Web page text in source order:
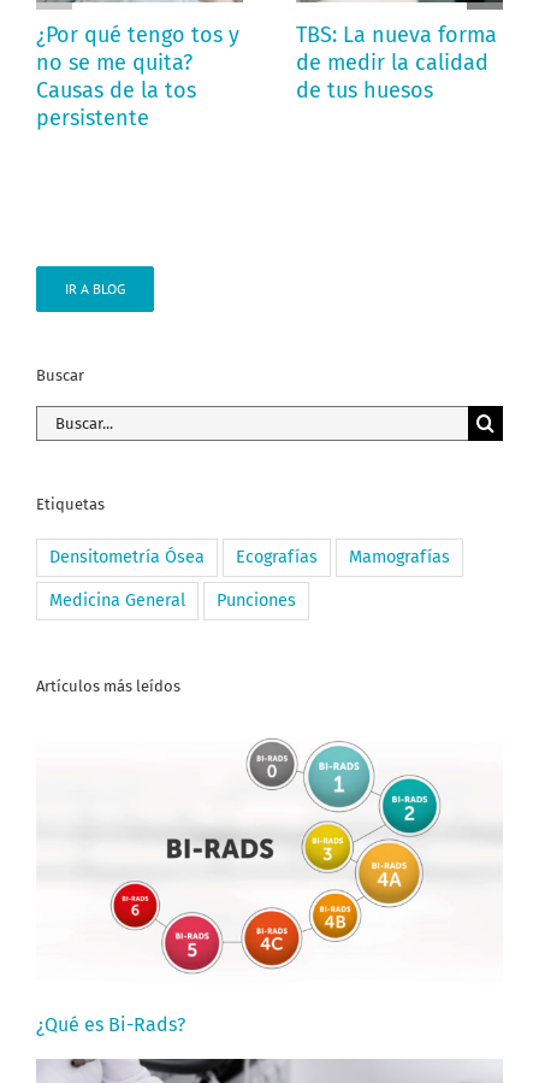
¿Por qué tengo tos y
no se me quita?
Causas de la tos
persistente
TBS: La nueva forma
de medir la calidad
de tus huesos
IR A BLOG
Buscar
Buscar:
Etiquetas
Densitometría Ósea Ecografías Mamografías
Medicina General Punciones
Artículos más leídos
¿Qué es Bi-Rads?